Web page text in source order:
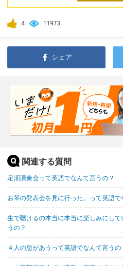
4 11973
シェア
関連する質問
定期演奏会って英語でなんて言うの？
お琴の発表会を見に行った。って英語で
生で聴けるの本当に本当に楽しみにし
うの？
４人の息があうって英語でなんて言うの